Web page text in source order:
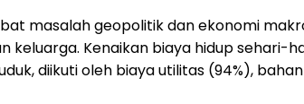
masalah geopolitik dan ekonomi
Kenaikan biaya hidup sehari-
diikuti oleh biaya utilitas (94%),